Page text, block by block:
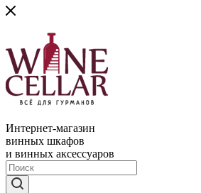
Интернет-магазин
винных шкафов
и винных аксессуаров